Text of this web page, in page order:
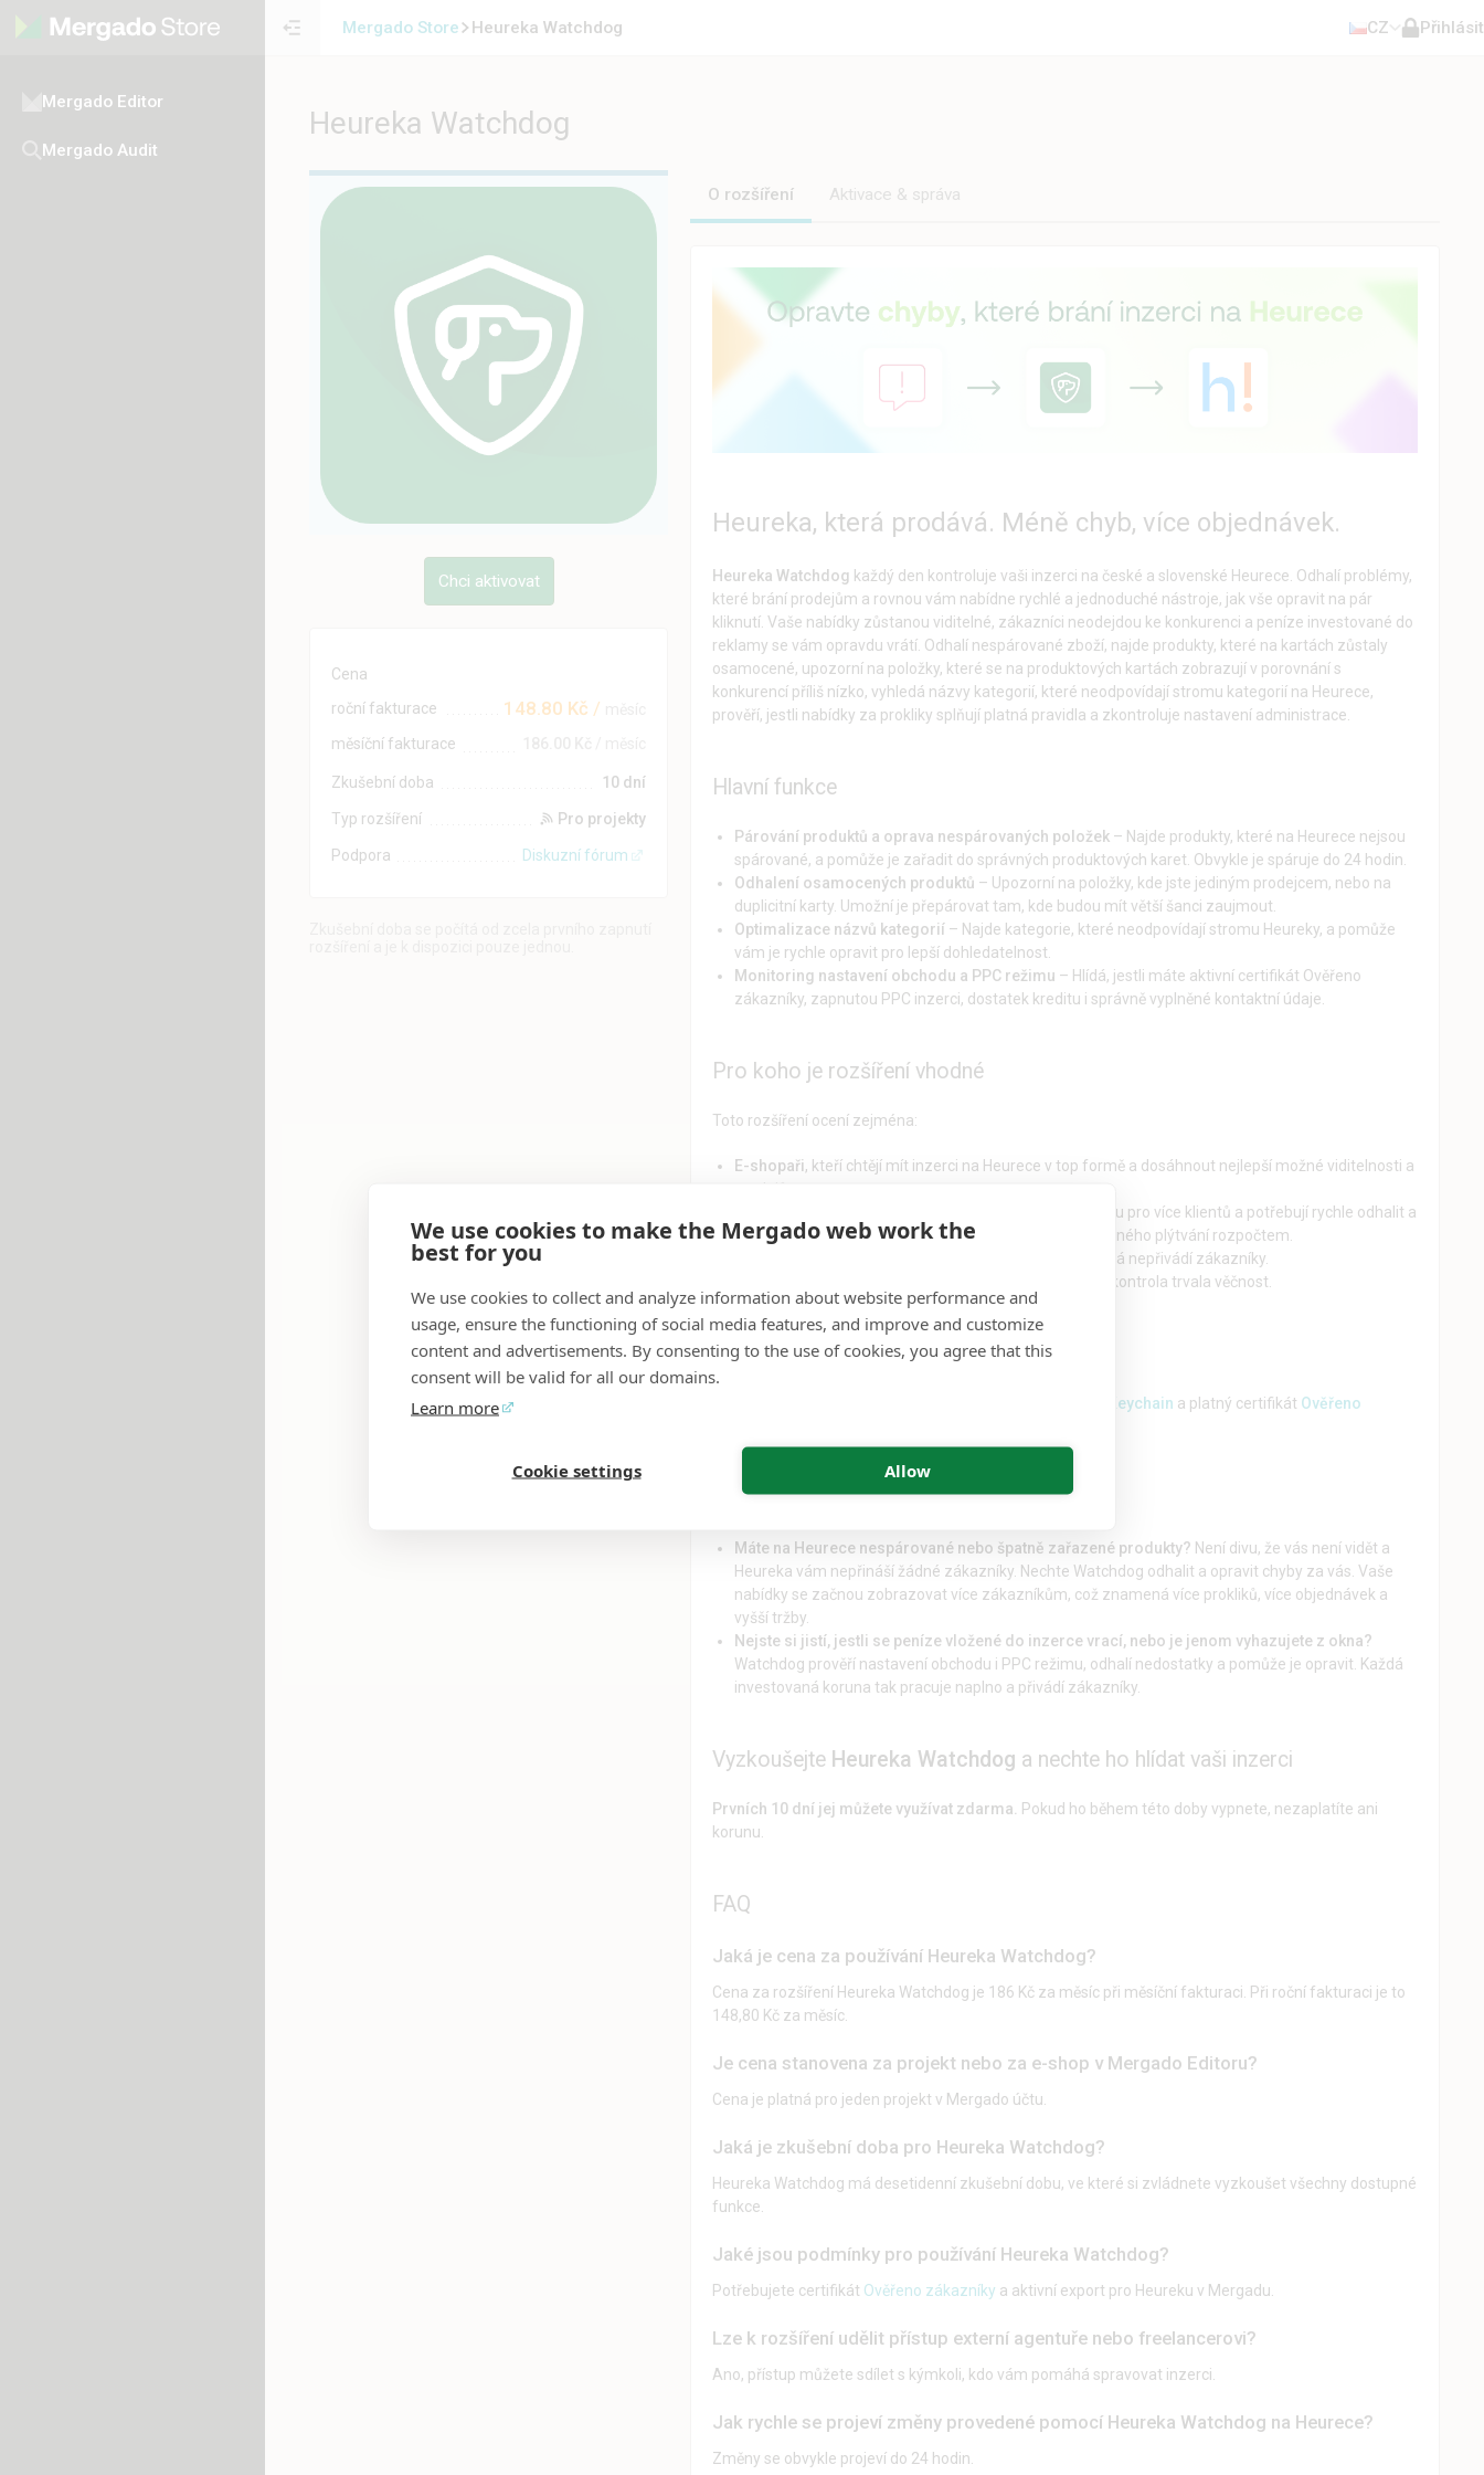
Mergado Store Heureka Watchdog CZ Přihlásit
Mergado Editor
Mergado Audit
Heureka Watchdog
Chci aktivovat
Cena
roční fakturace
148.80 Kč /
měsíční fakturace
Zkušební doba 10 dní
Typ rozšíření Pro projekty
Podpora Diskuzní fórum
O rozšíření Aktivace & správa
Heureka, která prodává. Méně chyb, více objednávek.
Heureka Watchdog každý den kontroluje vaši inzerci na české a slovenské Heurece. Odhalí problémy,
které brání prodejům a rovnou vám nabídne rychlé a jednoduché nástroje, jak vše opravit na pár
kliknutí. Vaše nabídky zůstanou viditelné, zákazníci neodejdou ke konkurenci a peníze investované do
reklamy se vám opravdu vrátí. Odhalí nespárované zboží, najde produkty, které na kartách zůstaly
osamocené, upozorní na položky, které se na produktových kartách zobrazují v porovnání s
konkurencí příliš nízko, vyhledá názvy kategorií, které neodpovídají stromu kategorií na Heurece,
prověří, jestli nabídky za prokliky splňují platná pravidla a zkontroluje nastavení administrace.
Hlavní funkce
Párování produktů a oprava nespárovaných položek – Najde produkty, které na Heurece nejsou
spárované, a pomůže je zařadit do správných produktových karet. Obvykle je spáruje do 24 hodin.
Odhalení osamocených produktů – Upozorní na položky, kde jste jediným prodejcem, nebo na
duplicitní karty. Umožní je přepárovat tam, kde budou mít větší šanci zaujmout.
Optimalizace názvů kategorií – Najde kategorie, které neodpovídají stromu Heureky, a pomůže
vám je rychle opravit pro lepší dohledatelnost.
Monitoring nastavení obchodu a PPC režimu – Hlídá, jestli máte aktivní certifikát Ověřeno
zákazníky, zapnutou PPC inzerci, dostatek kreditu i správně vyplněné kontaktní údaje.
Pro koho je rozšíření vhodné
Toto rozšíření ocení zejména:
E-shopaři, kteří chtějí mít inzerci na Heurece v top formě a dosáhnout nejlepší možné viditelnosti a
prodejů.
, kteří spravují Heureku pro více klientů a potřebují rychle odhalit a
opravit chyby, aby inzerce běžela bez výpadků a zbytečného plýtvání rozpočtem.
na reklamu, která nepřivádí zákazníky.
, kde by ruční kontrola trvala věčnost.
Co je potřeba k používání
Mergado Keychain a platný certifikát Ověřeno
Příklady využití
Máte na Heurece nespárované nebo špatně zařazené produkty? Není divu, že vás není vidět a
Heureka vám nepřináší žádné zákazníky. Nechte Watchdog odhalit a opravit chyby za vás. Vaše
nabídky se začnou zobrazovat více zákazníkům, což znamená více prokliků, více objednávek a
vyšší tržby.
Nejste si jistí, jestli se peníze vložené do inzerce vrací, nebo je jenom vyhazujete z okna?
Watchdog prověří nastavení obchodu i PPC režimu, odhalí nedostatky a pomůže je opravit. Každá
investovaná koruna tak pracuje naplno a přivádí zákazníky.
Vyzkoušejte Heureka Watchdog a nechte ho hlídat vaši inzerci
Prvních 10 dní jej můžete využívat zdarma.
Pokud ho během této doby vypnete, nezaplatíte ani
korunu.
FAQ
Jaká je cena za používání Heureka Watchdog?
Cena za rozšíření Heureka Watchdog je 186 Kč za měsíc při měsíční fakturaci. Při roční fakturaci je to
148,80 Kč za měsíc.
Je cena stanovena za projekt nebo za e-shop v Mergado Editoru?
Cena je platná pro jeden projekt v Mergado účtu.
Jaká je zkušební doba pro Heureka Watchdog?
Heureka Watchdog má desetidenní zkušební dobu, ve které si zvládnete vyzkoušet všechny dostupné
funkce.
Jaké jsou podmínky pro používání Heureka Watchdog?
Potřebujete certifikát Ověřeno zákazníky a aktivní export pro Heureku v Mergadu.
Lze k rozšíření udělit přístup externí agentuře nebo freelancerovi?
Ano, přístup můžete sdílet s kýmkoli, kdo vám pomáhá spravovat inzerci.
Jak rychle se projeví změny provedené pomocí Heureka Watchdog na Heurece?
Změny se obvykle projeví do 24 hodin.
We use cookies to make the Mergado web work the
best for you
We use cookies to collect and analyze information about website performance and
usage, ensure the functioning of social media features, and improve and customize
content and advertisements. By consenting to the use of cookies, you agree that this
consent will be valid for all our domains.
Learn more
Cookie settings Allow